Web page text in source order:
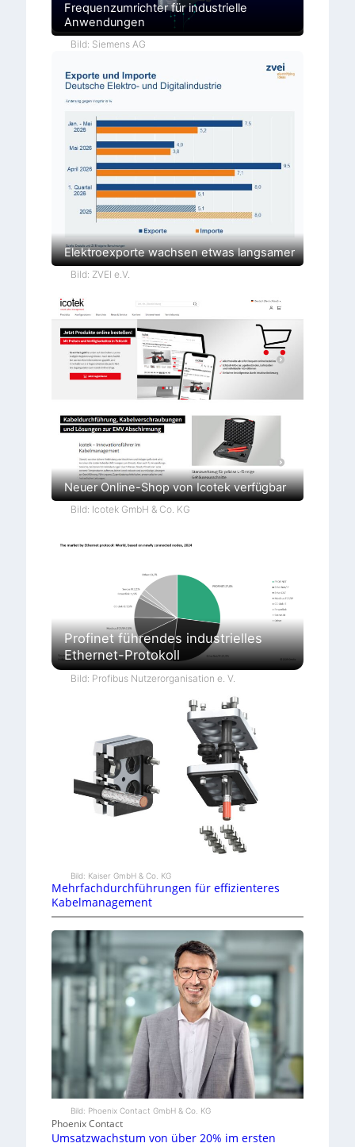
Frequenzumrichter für industrielle
Anwendungen
Bild: Siemens AG
Elektroexporte wachsen etwas langsamer
Bild: ZVEI e.V.
Neuer Online-Shop von Icotek verfügbar
Bild: Icotek GmbH & Co. KG
Profinet führendes industrielles
Ethernet-Protokoll
Bild: Profibus Nutzerorganisation e. V.
Bild: Kaiser GmbH & Co. KG
Mehrfachdurchführungen für effizienteres
Kabelmanagement
Bild: Phoenix Contact GmbH & Co. KG
Phoenix Contact
Umsatzwachstum von über 20% im ersten